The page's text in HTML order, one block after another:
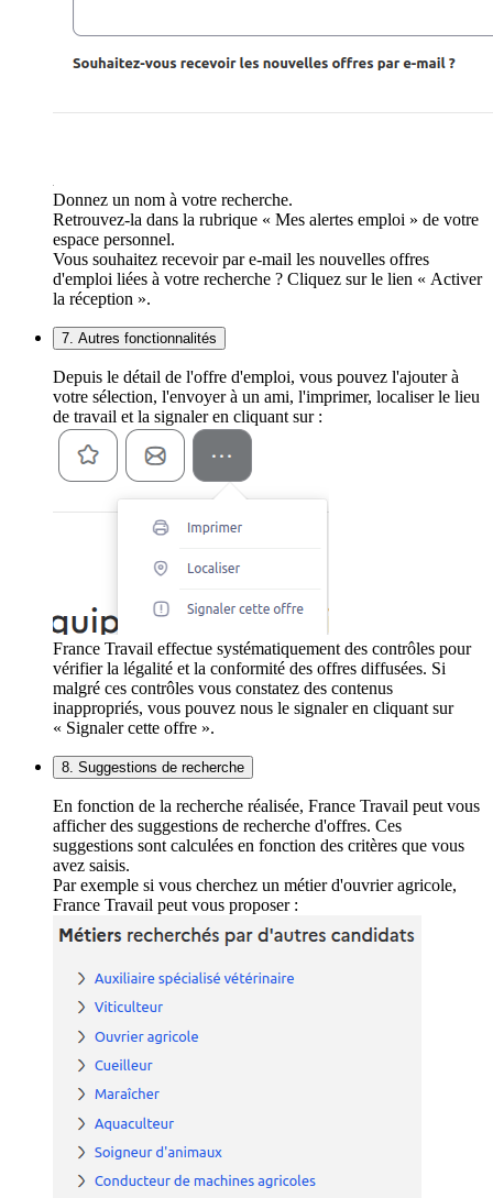
Donnez un nom à votre recherche.
Retrouvez-la dans la rubrique « Mes alertes emploi » de votre
espace personnel.
Vous souhaitez recevoir par e-mail les nouvelles offres
d'emploi liées à votre recherche ? Cliquez sur le lien « Activer
la réception ».
7. Autres fonctionnalités
Depuis le détail de l'offre d'emploi, vous pouvez l'ajouter à
votre sélection, l'envoyer à un ami, l'imprimer, localiser le lieu
de travail et la signaler en cliquant sur :
France Travail effectue systématiquement des contrôles pour
vérifier la légalité et la conformité des offres diffusées. Si
malgré ces contrôles vous constatez des contenus
inappropriés, vous pouvez nous le signaler en cliquant sur
« Signaler cette offre ».
8. Suggestions de recherche
En fonction de la recherche réalisée, France Travail peut vous
afficher des suggestions de recherche d'offres. Ces
suggestions sont calculées en fonction des critères que vous
avez saisis.
Par exemple si vous cherchez un métier d'ouvrier agricole,
France Travail peut vous proposer :